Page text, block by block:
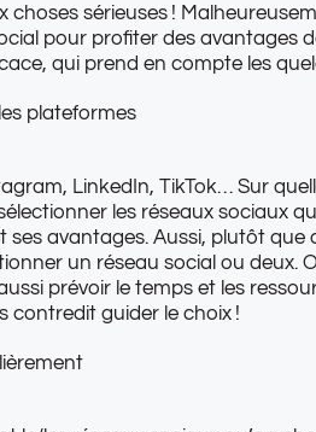
choses sérieuses !
pour profiter des avantages
qui prend en compte les
plateformes
, LinkedIn, TikTok… Sur
les réseaux sociaux
ses avantages. Aussi, plutôt
un réseau social ou deux.
prévoir le temps et les
contredit guider le choix !